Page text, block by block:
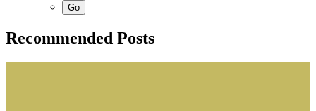
Recommended Posts